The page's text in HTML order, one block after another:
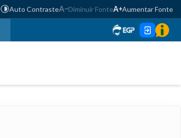
Auto Contraste Diminuir Fonte Aumentar Fonte